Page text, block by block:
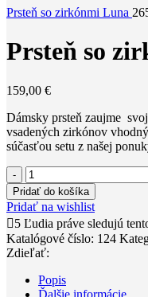
Prsteň so zirkónmi Luna
Prsteň so
159,00 €
Dámsky prsteň zaujme
vsadených zirkónov
súčasťou setu z našej
množstvo
Prsteň
so
zirkónmi
Lauryn
Pridať do košíka
Pridať na wishlist
5 Ľudia práve sledujú
Katalógové číslo: 124
Zdieľať:
Popis
Ďalšie informácie